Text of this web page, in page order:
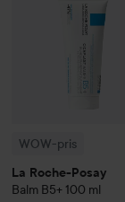
WOW-pris
La Roche-Posay
Balm B5+ 100 ml